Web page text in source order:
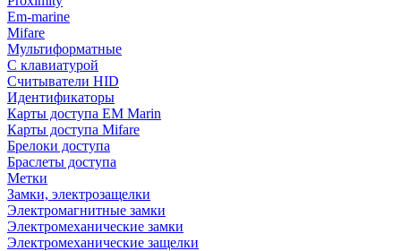
Em-marine
Mifare
Мультиформатные
С клавиатурой
Считыватели HID
Идентификаторы
Карты доступа EM Marin
Карты доступа Mifare
Брелоки доступа
Браслеты доступа
Метки
Замки, электрозащелки
Электромагнитные замки
Электромеханические замки
Электромеханические защелки